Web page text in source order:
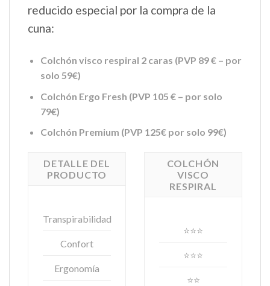
reducido especial por la compra de la
cuna:
Colchón visco respiral 2 caras (PVP 89 € – por
solo 59€)
Colchón Ergo Fresh (PVP 105 € – por solo
79€)
Colchón Premium (PVP 125€ por solo 99€)
DETALLE DEL
PRODUCTO
Transpirabilidad
Confort
Ergonomía
COLCHÓN
VISCO
RESPIRAL
⭐⭐⭐
⭐⭐⭐
⭐⭐